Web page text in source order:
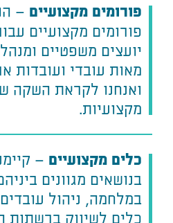
פורומים מקצועיים
פורומים מקצועיים
יועצים משפטיים
מאות עובדי ועובדות
מקצועיות.
כלים מקצועיים –
בנושאים מגוונים
במלחמה, ניהול
כלים לשיווק ברשתות